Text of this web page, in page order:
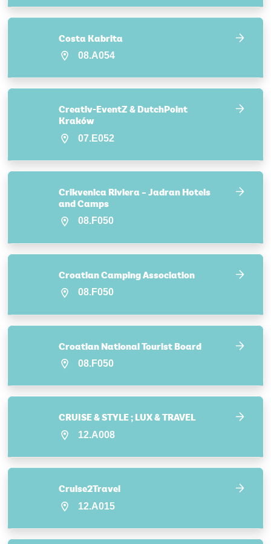
Costa Kabrita
08.A054
Creativ-EventZ & DutchPoint
Kraków
07.E052
Crikvenica Riviera – Jadran Hotels
and Camps
08.F050
Croatian Camping Association
08.F050
Croatian National Tourist Board
08.F050
CRUISE & STYLE ; LUX & TRAVEL
12.A008
Cruise2Travel
12.A015